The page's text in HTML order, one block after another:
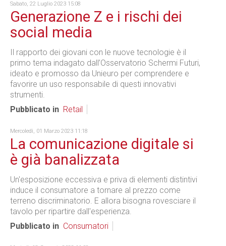
Sabato, 22 Luglio 2023 15:08
Generazione Z e i rischi dei
social media
Il rapporto dei giovani con le nuove tecnologie è il
primo tema indagato dall’Osservatorio Schermi Futuri,
ideato e promosso da Unieuro per comprendere e
favorire un uso responsabile di questi innovativi
strumenti.
Pubblicato in Retail
Mercoledì, 01 Marzo 2023 11:18
La comunicazione digitale si
è già banalizzata
Un'esposizione eccessiva e priva di elementi distintivi
induce il consumatore a tornare al prezzo come
terreno discriminatorio. E allora bisogna rovesciare il
tavolo per ripartire dall'esperienza.
Pubblicato in Consumatori